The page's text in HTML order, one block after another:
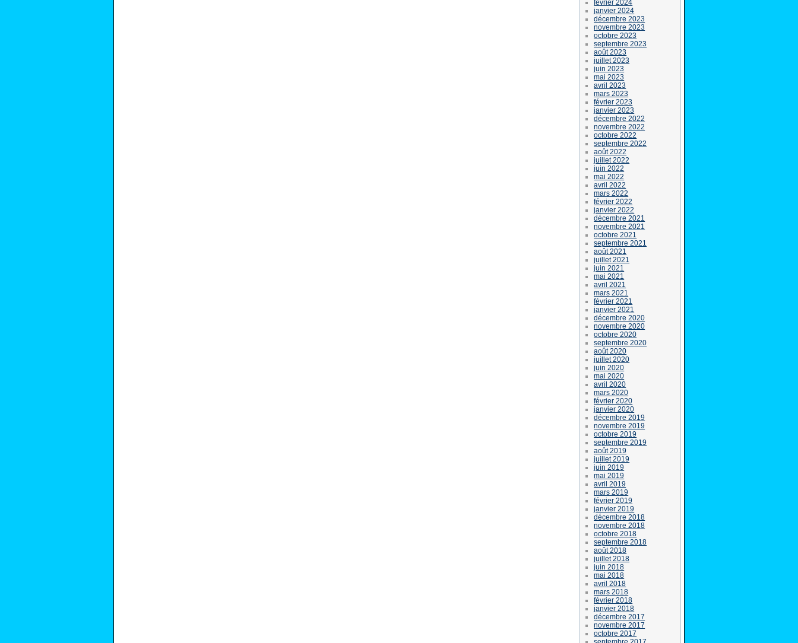
février 2024
janvier 2024
décembre 2023
novembre 2023
octobre 2023
septembre 2023
août 2023
juillet 2023
juin 2023
mai 2023
avril 2023
mars 2023
février 2023
janvier 2023
décembre 2022
novembre 2022
octobre 2022
septembre 2022
août 2022
juillet 2022
juin 2022
mai 2022
avril 2022
mars 2022
février 2022
janvier 2022
décembre 2021
novembre 2021
octobre 2021
septembre 2021
août 2021
juillet 2021
juin 2021
mai 2021
avril 2021
mars 2021
février 2021
janvier 2021
décembre 2020
novembre 2020
octobre 2020
septembre 2020
août 2020
juillet 2020
juin 2020
mai 2020
avril 2020
mars 2020
février 2020
janvier 2020
décembre 2019
novembre 2019
octobre 2019
septembre 2019
août 2019
juillet 2019
juin 2019
mai 2019
avril 2019
mars 2019
février 2019
janvier 2019
décembre 2018
novembre 2018
octobre 2018
septembre 2018
août 2018
juillet 2018
juin 2018
mai 2018
avril 2018
mars 2018
février 2018
janvier 2018
décembre 2017
novembre 2017
octobre 2017